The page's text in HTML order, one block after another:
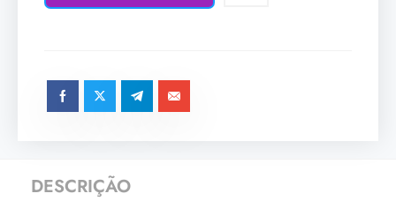
DESCRIÇÃO